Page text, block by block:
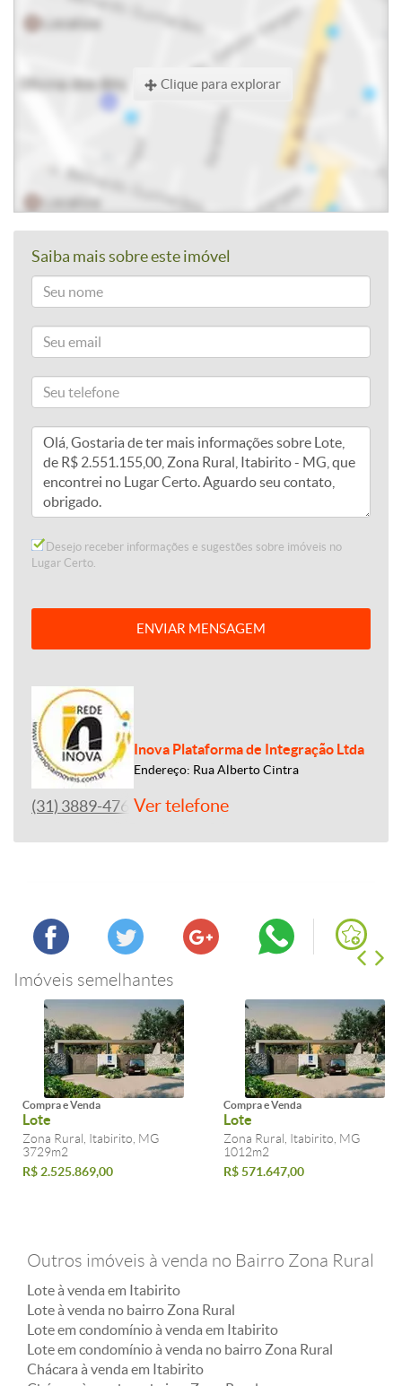
Clique para explorar
Saiba mais sobre este imóvel
Desejo receber informações e sugestões sobre imóveis no
Lugar Certo.
ENVIAR MENSAGEM
Inova Plataforma de Integração Ltda
Endereço: Rua Alberto Cintra
(31) 3889-4765Ver telefone
Imóveis semelhantes
Compra e Venda
Lote
Zona Rural, Itabirito, MG
3729m2
R$ 2.525.869,00
Compra e Venda
Lote
Zona Rural, Itabirito, MG
1012m2
R$ 571.647,00
Outros imóveis à venda no Bairro Zona Rural
Lote à venda em Itabirito
Lote à venda no bairro Zona Rural
Lote em condomínio à venda em Itabirito
Lote em condomínio à venda no bairro Zona Rural
Chácara à venda em Itabirito